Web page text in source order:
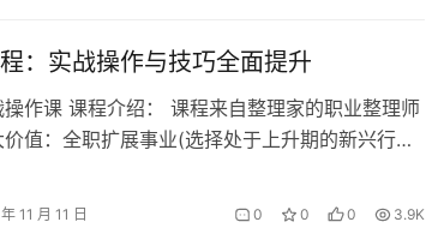
：实战操作与技巧全面提升
作课 课程介绍： 课程来自整理家的职业整理师
值：全职扩展事业(选择处于上升期的新兴行业
11 月 11 日 0 0 0 3.9K